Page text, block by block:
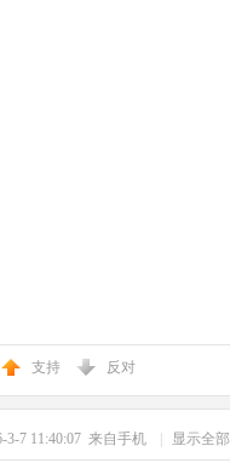
支持 反对
3-7 11:40:07 来自手机 显示全